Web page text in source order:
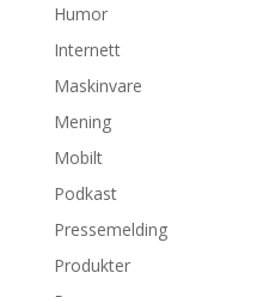
Humor
Internett
Maskinvare
Mening
Mobilt
Podkast
Pressemelding
Produkter